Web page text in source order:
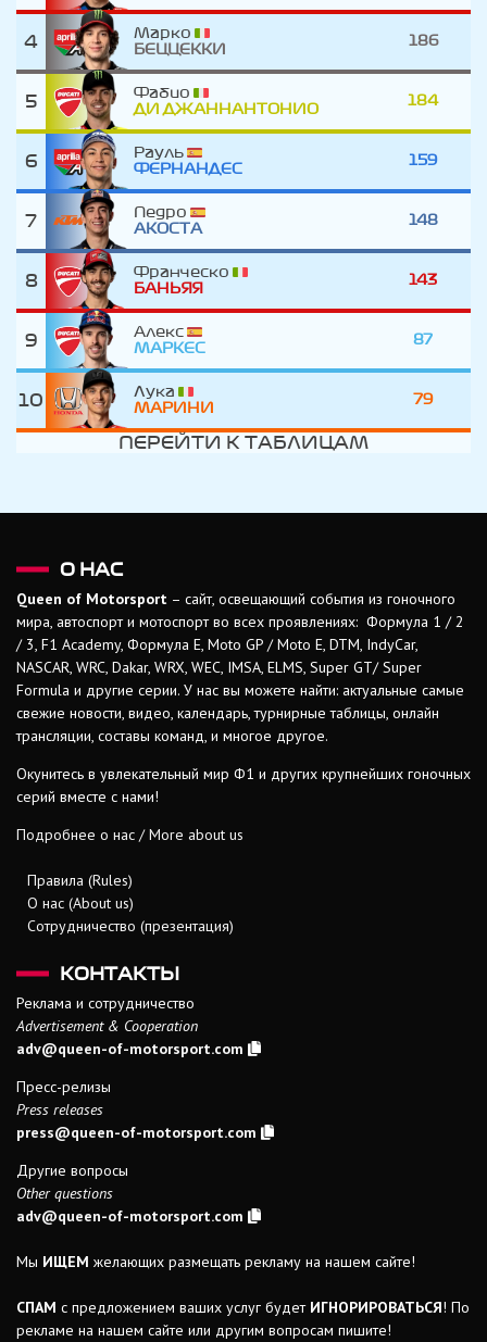
4
Марко
БЕЦЦЕККИ
186
5
Фабио
ДИ ДЖАННАНТОНИО
184
6
Рауль
ФЕРНАНДЕС
159
7
Педро
АКОСТА
148
8
Франческо
БАНЬЯЯ
143
9
Алекс
МАРКЕС
87
10
Лука
МАРИНИ
79
ПЕРЕЙТИ К ТАБЛИЦАМ
О НАС
Queen of Motorsport – сайт, освещающий события из гоночного
мира, автоспорт и мотоспорт во всех проявлениях: Формула 1 / 2
/ 3, F1 Academy, Формула Е, Moto GP / Moto E, DTM, IndyCar,
NASCAR, WRC, Dakar, WRX, WEC, IMSA, ELMS, Super GT/ Super
Formula и другие серии. У нас вы можете найти: актуальные самые
свежие новости, видео, календарь, турнирные таблицы, онлайн
трансляции, составы команд, и многое другое.
Окунитесь в увлекательный мир Ф1 и других крупнейших гоночных
серий вместе с нами!
Подробнее о нас / More about us
Правила (Rules)
О нас (About us)
Сотрудничество (презентация)
КОНТАКТЫ
Реклама и сотрудничество
Advertisement & Cooperation
adv@queen-of-motorsport.com
Пресс-релизы
Press releases
press@queen-of-motorsport.com
Другие вопросы
Other questions
adv@queen-of-motorsport.com
Мы ИЩЕМ желающих размещать рекламу на нашем сайте!
СПАМ с предложением ваших услуг будет ИГНОРИРОВАТЬСЯ! По
рекламе на нашем сайте или другим вопросам пишите!